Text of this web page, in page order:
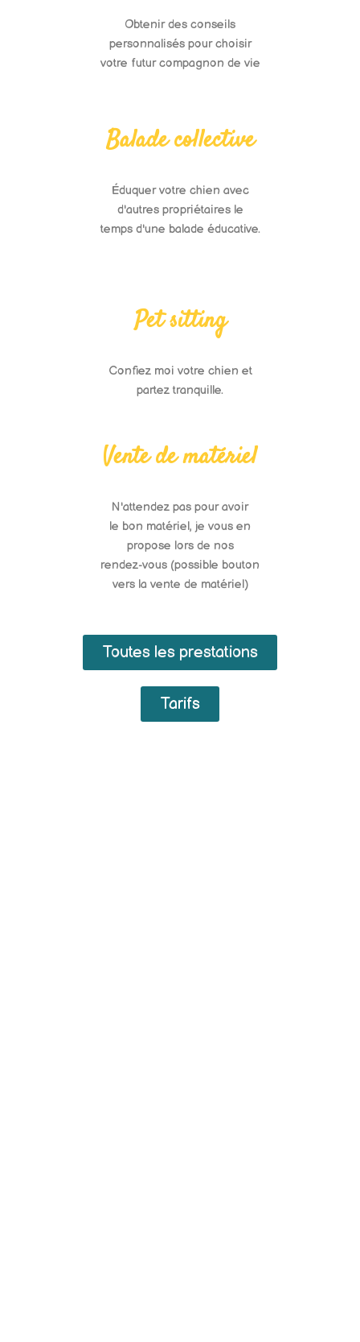
Obtenir des conseils
personnalisés pour choisir
votre futur compagnon de vie
Balade collective
Éduquer votre chien avec
d'autres propriétaires le
temps d'une balade éducative.
Pet sitting
Confiez moi votre chien et
partez tranquille.
Vente de matériel
N'attendez pas pour avoir
le bon matériel, je vous en
propose lors de nos
rendez-vous (possible bouton
vers la vente de matériel)
Toutes les prestations
Tarifs